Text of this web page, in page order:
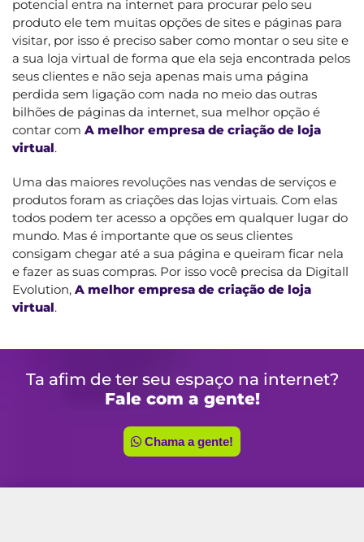
potencial entra na internet para procurar pelo seu
produto ele tem muitas opções de sites e páginas para
visitar, por isso é preciso saber como montar o seu site e
a sua loja virtual de forma que ela seja encontrada pelos
seus clientes e não seja apenas mais uma página
perdida sem ligação com nada no meio das outras
bilhões de páginas da internet, sua melhor opção é
contar com A melhor empresa de criação de loja
virtual.
Uma das maiores revoluções nas vendas de serviços e
produtos foram as criações das lojas virtuais. Com elas
todos podem ter acesso a opções em qualquer lugar do
mundo. Mas é importante que os seus clientes
consigam chegar até a sua página e queiram ficar nela
e fazer as suas compras. Por isso você precisa da Digitall
Evolution, A melhor empresa de criação de loja
virtual.
Ta afim de ter seu espaço na internet?
Fale com a gente!
Chama a gente!